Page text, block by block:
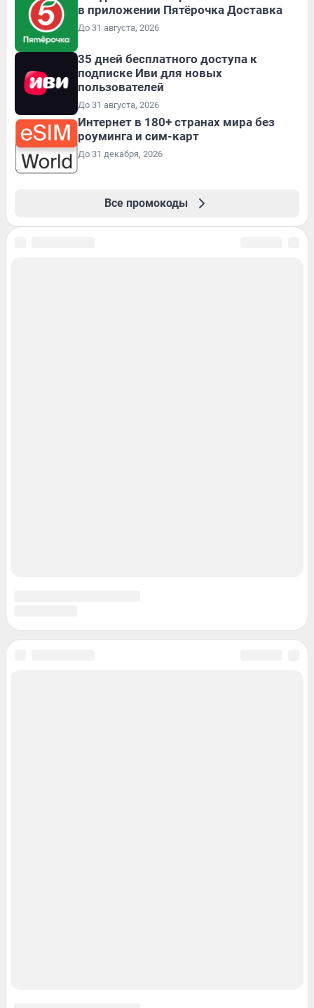
в приложении Пятёрочка Доставка
До 31 августа, 2026
35 дней бесплатного доступа к
подписке Иви для новых
пользователей
До 31 августа, 2026
Интернет в 180+ странах мира без
роуминга и сим-карт
До 31 декабря, 2026
Все промокоды